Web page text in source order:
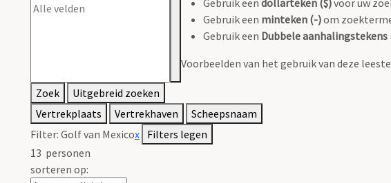
Gebruik een dollarteken ($)voor uw
Gebruik een minteken (-)om
Gebruik een Dubbele aanhalingstekens
Voorbeelden van het gebruik van deze
Zoek
Uitgebreid zoeken
Vertrekplaats
Vertrekhaven
Scheepsnaam
Filter: Golf van Mexicox Filters legen
13 personen
sorteren op: